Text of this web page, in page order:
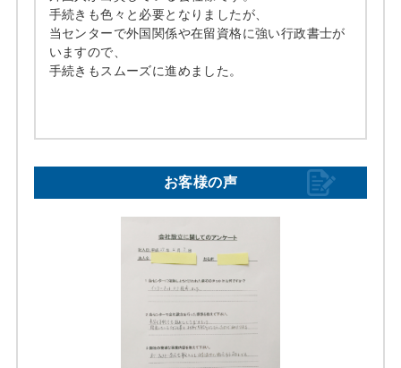
手続きも色々と必要となりましたが、
当センターで外国関係や在留資格に強い行政書士が
いますので、
手続きもスムーズに進めました。
お客様の声